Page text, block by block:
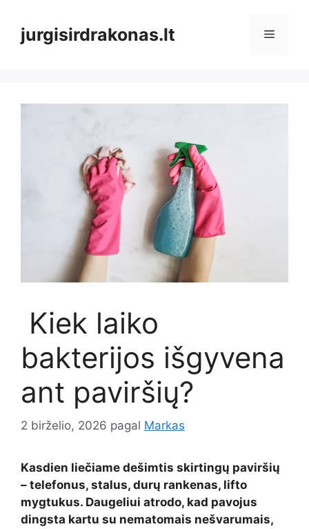
turiniojurgisirdrakonas.lt Meniu
Kiek laiko
bakterijos išgyvena
ant paviršių?
2 birželio, 2026 pagal Markas
Kasdien liečiame dešimtis skirtingų paviršių
– telefonus, stalus, durų rankenas, lifto
mygtukus. Daugeliui atrodo, kad pavojus
dingsta kartu su nematomais nešvarumais,